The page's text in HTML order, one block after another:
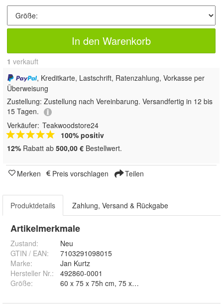
In den Warenkorb
1 verkauft
, Kreditkarte, Lastschrift, Ratenzahlung, Vorkasse per
Überweisung
Zustellung: Zustellung nach Vereinbarung. Versandfertig in 12 bis
15 Tagen.
Verkäufer: Teakwoodstore24
100% positiv
12% Rabatt ab 500,00 € Bestellwert.
Merken Preis vorschlagen Teilen
Produktdetails Zahlung, Versand & Rückgabe
Artikelmerkmale
Zustand:
Neu
GTIN / EAN:
7103291098015
Marke:
Jan Kurtz
Hersteller Nr.:
492860-0001
Größe: